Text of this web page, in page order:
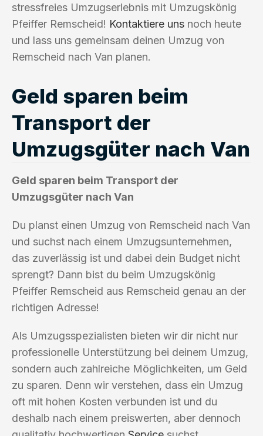
stressfreies Umzugserlebnis mit Umzugskönig
Pfeiffer Remscheid! Kontaktiere uns noch heute
und lass uns gemeinsam deinen Umzug von
Remscheid nach Van planen.
Geld sparen beim
Transport der
Umzugsgüter nach Van
Geld sparen beim Transport der
Umzugsgüter nach Van
Du planst einen Umzug von Remscheid nach Van
und suchst nach einem Umzugsunternehmen,
das zuverlässig ist und dabei dein Budget nicht
sprengt? Dann bist du beim Umzugskönig
Pfeiffer Remscheid aus Remscheid genau an der
richtigen Adresse!
Als Umzugsspezialisten bieten wir dir nicht nur
professionelle Unterstützung bei deinem Umzug,
sondern auch zahlreiche Möglichkeiten, um Geld
zu sparen. Denn wir verstehen, dass ein Umzug
oft mit hohen Kosten verbunden ist und du
deshalb nach einem preiswerten, aber dennoch